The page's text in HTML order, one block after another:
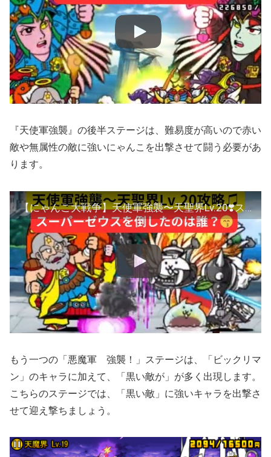
『天使軍強襲』の後半ステージは、難易度が高いので赤い
敵や無属性の敵に強いにゃんこを出撃させて闘う必要があ
ります。
【にゃんこ大戦争】天使軍強襲〜天聖界Lv.20❣️スーパーゼウスを倒したのは誰❓😙
もう一つの「悪魔軍 強襲！」ステージは、「ビックリマ
ン」のキャラに加えて、「黒い敵が」が多く出現します。
こちらのステージでは、「黒い敵」に強いキャラを出撃さ
せて迎え撃ちましょう。